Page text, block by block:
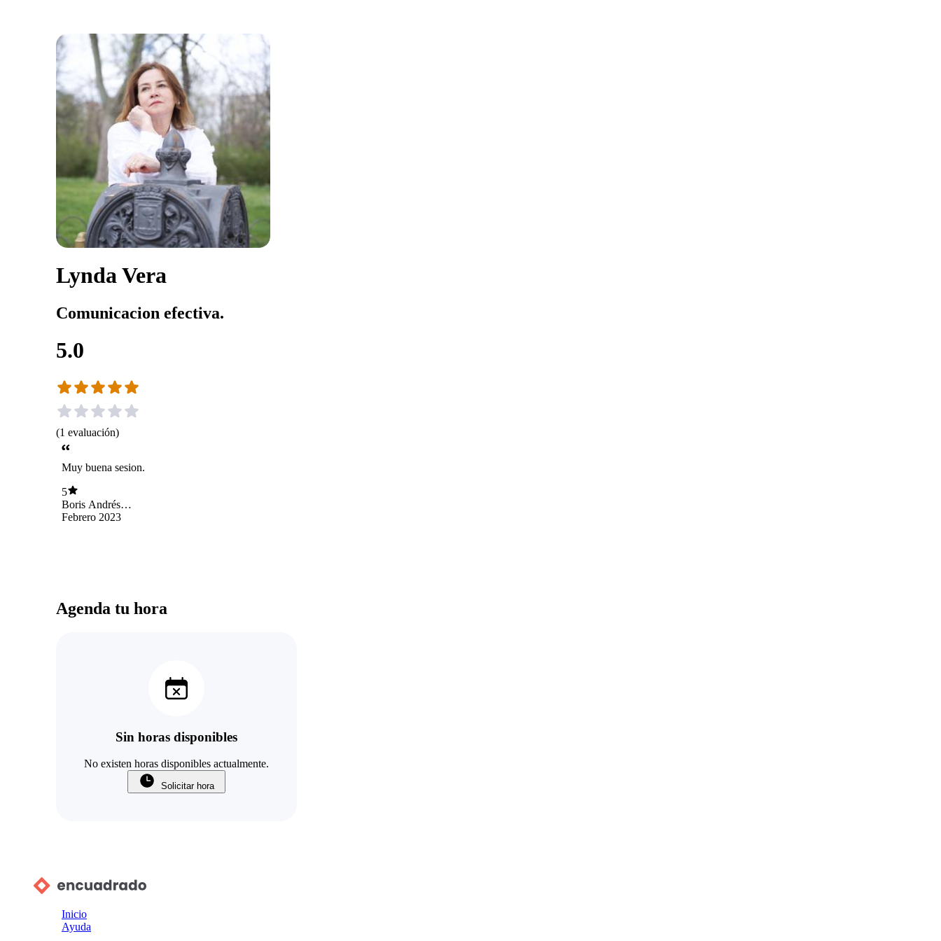
Lynda Vera
Comunicacion efectiva.
5.0
(1 evaluación)
Muy buena sesion.
5
Boris Andrés
Contreras Perez
Febrero 2023
Agenda tu hora
Sin horas disponibles
No existen horas disponibles actualmente.
Solicitar hora
Inicio
Ayuda